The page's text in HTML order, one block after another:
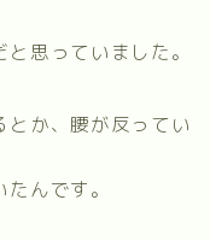
思っていました。
か、腰が反ってい
んです。